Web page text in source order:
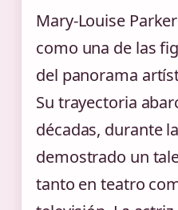
Mary-Louise
como una de las
del panorama
Su trayectoria
décadas, durante
demostrado un
tanto en teatro